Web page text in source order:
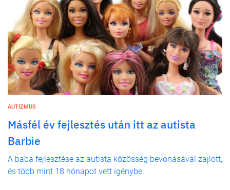
AUTIZMUS
Másfél év fejlesztés után itt az autista
Barbie
A baba fejlesztése az autista közösség bevonásával zajlott,
és több mint 18 hónapot vett igénybe.